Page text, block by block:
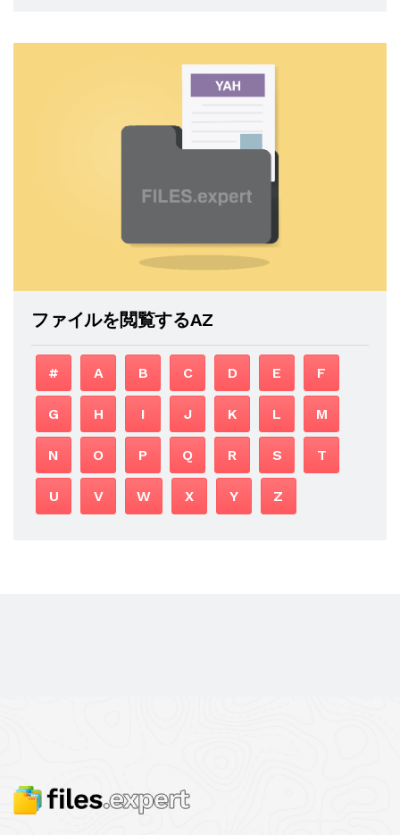
ファイルを閲覧するAZ
# A B C D E F
G H I J K L M
N O P Q R S T
U V W X Y Z